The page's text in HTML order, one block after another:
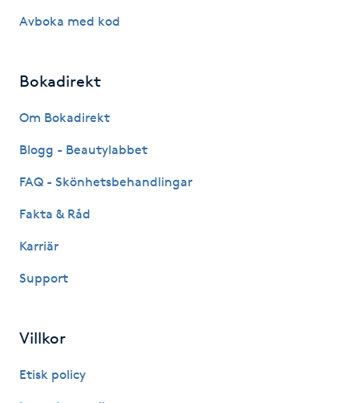
Gua Sha-massage
Hatha Yoga
Headspa
Herrklippning
Hollywood Peel
Avboka med kod
Bokadirekt
Om Bokadirekt
Blogg - Beautylabbet
FAQ - Skönhetsbehandlingar
Fakta & Råd
Karriär
Support
Villkor
Etisk policy